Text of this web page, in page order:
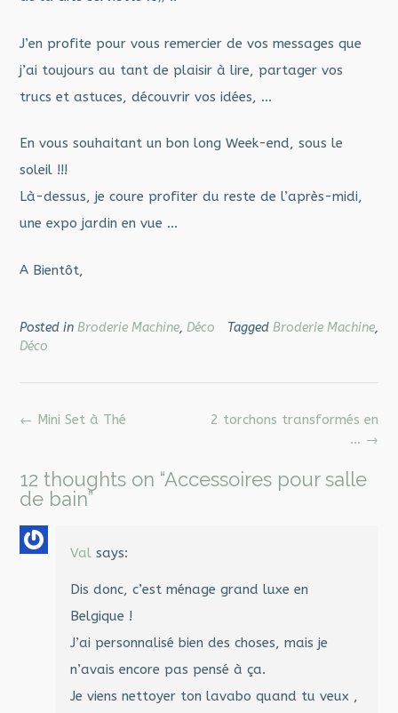
J’en profite pour vous remercier de vos messages que
j’ai toujours au tant de plaisir à lire, partager vos
trucs et astuces, découvrir vos idées, …
En vous souhaitant un bon long Week-end, sous le
soleil !!!
Là-dessus, je coure profiter du reste de l’après-midi,
une expo jardin en vue …
A Bientôt,
Posted in Broderie Machine, Déco Tagged Broderie Machine,
Déco
Post
2 torchons transformés en
… →
← Mini Set à Thé
12 thoughts on “Accessoires pour salle
de bain”
Val says:
Dis donc, c’est ménage grand luxe en
Belgique !
J’ai personnalisé bien des choses, mais je
n’avais encore pas pensé à ça.
Je viens nettoyer ton lavabo quand tu veux ,